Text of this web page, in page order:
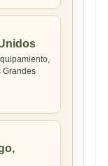
Grandes